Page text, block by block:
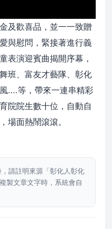
及歡喜品，並一一致贈
與慰問，緊接著進行義
表演迎賓曲揭開序幕，
班、富友才藝隊、彰化
....等，帶來一連串精彩
院院生數十位，自動自
場面熱鬧滾滾。
請註明來源「彰化人彰化
複製文章文字時，系統會自